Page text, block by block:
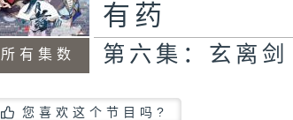
所有集数
有药
第六集：玄离剑
您喜欢这个节目吗?